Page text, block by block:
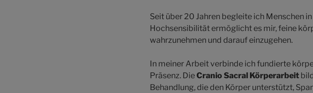
Seit über 20 Jahren begleite ich Menschen
Hochsensibilität ermöglicht es mir, feine
wahrzunehmen und darauf einzugehen.
In meiner Arbeit verbinde ich fundierte
Präsenz. DieCranio Sacral Körperarbeit
Behandlung, die den Körper unterstützt,